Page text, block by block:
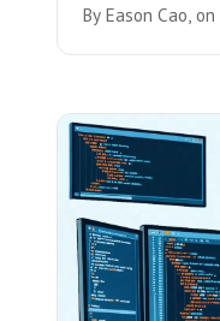
By Eason Cao, on